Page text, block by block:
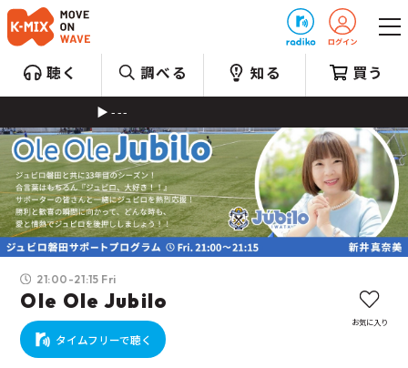
聴く 調べる 知る 買う
---
21:00-21:15 Fri
Ole Ole Jubilo
タイムフリーで聴く
お気に入り